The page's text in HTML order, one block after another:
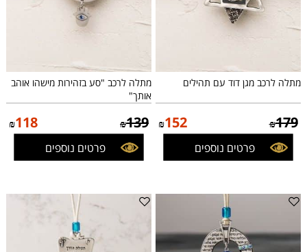
מתלה לרכב מגן דוד עם תהילים
₪179
₪152
פרטים נוספים
מתלה לרכב "סע בזהירות מישהו אוהב
אותך"
₪139
₪118
פרטים נוספים